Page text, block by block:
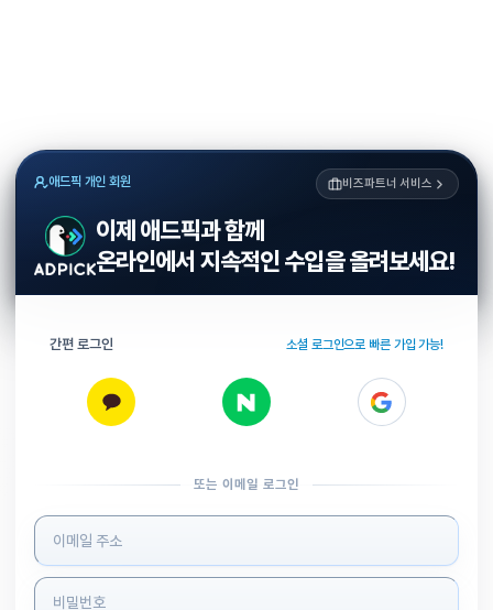
애드픽 개인 회원 비즈파트너 서비스
이제 애드픽과 함께
온라인에서 지속적인 수입을 올려보세요!
간편 로그인 소셜 로그인으로 빠른 가입 가능!
또는 이메일 로그인
로그인 정보 입력